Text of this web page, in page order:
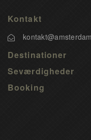
Kontakt
Destinationer
Seværdigheder
Booking